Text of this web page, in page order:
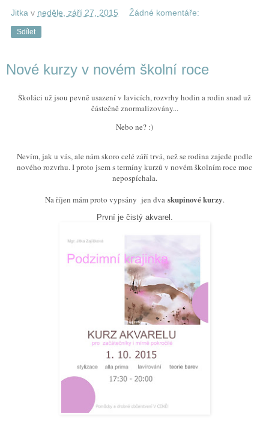
Jitka v neděle, září 27, 2015 Žádné komentáře:
Sdílet
Nové kurzy v novém školní roce
Školáci už jsou pevně usazení v lavicích, rozvrhy hodin a rodin snad už
částečně znormalizovány...
Nebo ne? :)
Nevím, jak u vás, ale nám skoro celé září trvá, než se rodina zajede podle
nového rozvrhu. I proto jsem s termíny kurzů v novém školním roce moc
nepospíchala.
Na říjen mám proto vypsány jen dva skupinové kurzy.
První je čistý akvarel.